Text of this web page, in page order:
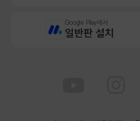
Google Play에서
일반판 설치